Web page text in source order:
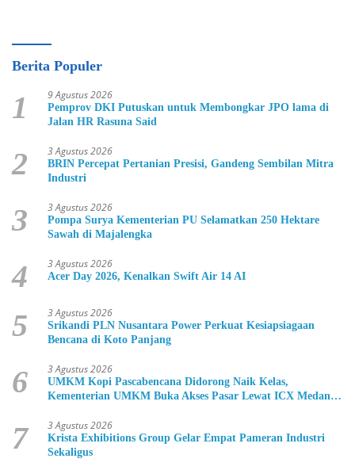
Berita Populer
1 9 Agustus 2026
Pemprov DKI Putuskan untuk Membongkar JPO lama di
Jalan HR Rasuna Said
2 3 Agustus 2026
BRIN Percepat Pertanian Presisi, Gandeng Sembilan Mitra
Industri
3 3 Agustus 2026
Pompa Surya Kementerian PU Selamatkan 250 Hektare
Sawah di Majalengka
4 3 Agustus 2026
Acer Day 2026, Kenalkan Swift Air 14 AI
5 3 Agustus 2026
Srikandi PLN Nusantara Power Perkuat Kesiapsiagaan
Bencana di Koto Panjang
6 3 Agustus 2026
UMKM Kopi Pascabencana Didorong Naik Kelas,
Kementerian UMKM Buka Akses Pasar Lewat ICX Medan
7 3 Agustus 2026
Krista Exhibitions Group Gelar Empat Pameran Industri
Sekaligus